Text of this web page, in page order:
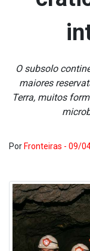
O subsolo
maiores
Terra, muitos
Por Fronteiras - 09/